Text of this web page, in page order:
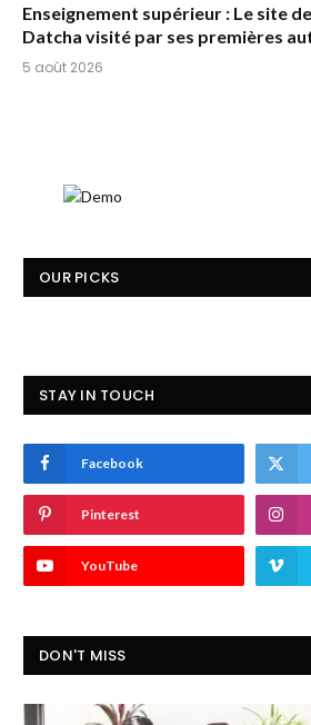
Enseignement supérieur : Le site
Datcha visité par ses premières
5 août 2026
OUR PICKS
STAY IN TOUCH
Facebook
Pinterest
YouTube
DON'T MISS